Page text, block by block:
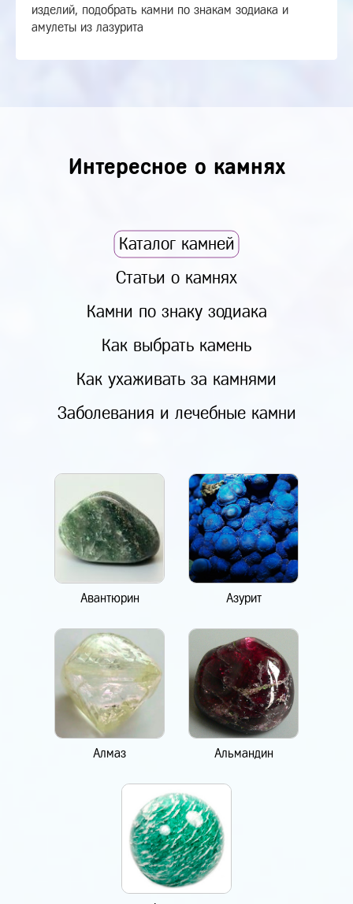
изделий, подобрать камни по знакам зодиака и
амулеты из лазурита
Интересное о камнях
Каталог камней
Статьи о камнях
Камни по знаку зодиака
Как выбрать камень
Как ухаживать за камнями
Заболевания и лечебные камни
Авантюрин Азурит
Алмаз Альмандин